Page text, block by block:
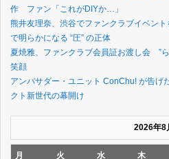
作 ファン「これがDIYか…」
熊井友理奈、渋谷でファンクラブイベン
で明らかになる “圧” の正体
夏焼雅、ファンクラブ会員証お渡し会 ”
笑顔
アンバサダー・ユニット ConChu! が告げ
クト新世代の幕開け
2026年8
月 火 水 木